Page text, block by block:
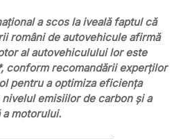
a scos la iveală faptul că
români de autovehicule afirmă
al autovehiculului lor este
conform recomandării experților
pentru a optimiza eficiența
emisiilor de carbon și a
motorului.